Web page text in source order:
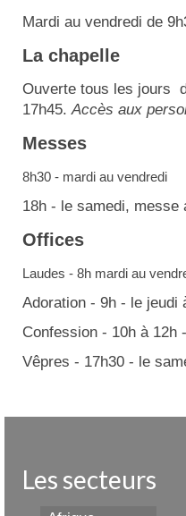
Mardi au vendredi de
La chapelle
Ouverte tous les jours
17h45.Accès aux
Messes
8h30 - mardi au vendredi
18h - le samedi, messe
Offices
Laudes - 8h mardi au
Adoration - 9h - le jeudi
Confession - 10h à 12h
Vêpres - 17h30 - le
Les secteurs